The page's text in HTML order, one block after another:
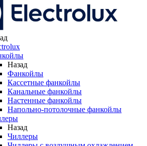
Назад
Фанкойлы
Кассетные фанкойлы
Канальные фанкойлы
Настенные фанкойлы
Напольно-потолочные фанкойлы
Назад
Чиллеры